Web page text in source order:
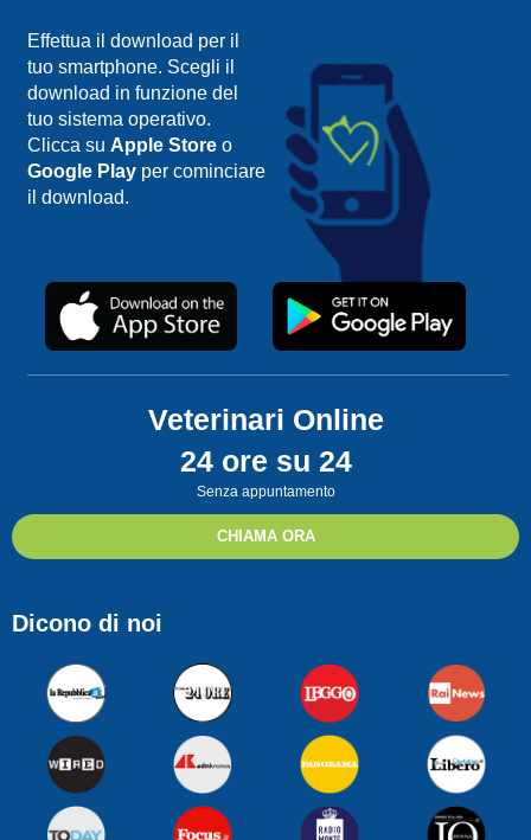
Effettua il download per il
tuo smartphone. Scegli il
download in funzione del
tuo sistema operativo.
Clicca su Apple Storeo
Google Playper cominciare
il download.
Veterinari Online
24 ore su 24
Senza appuntamento
CHIAMA ORA
Dicono di noi